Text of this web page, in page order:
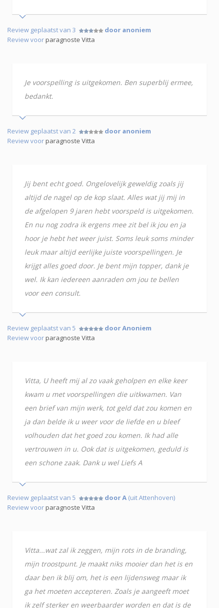
Review geplaatst van 3
door anoniem
Review voorparagnoste Vitta
Je voorspelling is uitgekomen. Ben superblij ermee,
bedankt.
Review geplaatst van 2
door anoniem
Review voorparagnoste Vitta
Jij bent echt goed. Ongelovelijk geweldig zoals jij
altijd de nagel op de kop slaat. Alles wat jij mij in
de afgelopen 9 jaren hebt voorspeld is uitgekomen.
En nu nog zodra ik ergens mee zit bel ik jou en ja
hoor je hebt het weer juist. Soms leuk soms minder
leuk maar altijd eerlijke juiste voorspellingen. Je
krijgt alles goed door. Je bent mijn topper, dank je
wel. Ik kan iedereen aanraden om jou te bellen
voor een consult.
Review geplaatst van 5
door Anoniem
Review voorparagnoste Vitta
Vitta, U heeft mij al zo vaak geholpen en elke keer
kwam u met voorspellingen die uitkwamen. Van
een brief van mijn werk, tot geld dat zou komen en
ja dan belde ik u weer voor de liefde en u bleef
volhouden dat het goed zou komen. Ik had alle
vertrouwen in u. Ook dat is uitgekomen, geduld is
een schone zaak. Dank u wel Liefs A
Review geplaatst van 5 door A (uit Attenhoven)
Review voorparagnoste Vitta
Vitta...wat zal ik zeggen, mijn rots in de branding,
mijn troostpunt. Je maakt niks mooier dan het is en
daar ben ik blij om, het is een lijdensweg maar ik
ga het moeten accepteren. Zoals je aangeeft moet
ik zelf sterker en weerbaarder worden en dat is de